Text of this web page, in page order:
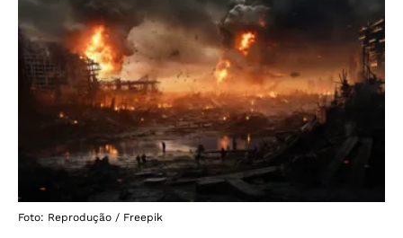
Foto: Reprodução / Freepik